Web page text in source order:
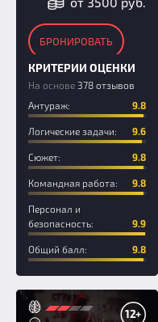
БРОНИРОВАТЬ
КРИТЕРИИ ОЦЕНКИ
На основе 378 отзывов
Антураж:
9.8
Логические задачи: 9.6
Сюжет: 9.8
Командная работа: 9.8
Персонал и
безопасность:
9.9
Общий балл: 9.8
12+